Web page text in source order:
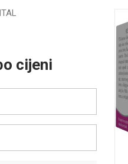
cijeni